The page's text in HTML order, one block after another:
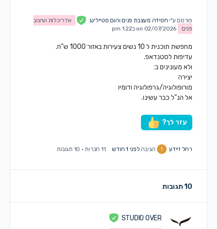
פורסם ע"י חסידה מעצבת פנים והום סטיילינג
אדריכלות ועיצוב
פנים
on 02/07/2026 ב1:22 pm
מחפשת תוכנית ל 10 נשים צעירות באזור 1000 ש"ח.
עדיפות לסטנדאפ.
ולא מעונינים ב:
יצירה
מורופולוגיה/גרפולוגיה ודומיו
אל הנ"ל כבר עשינו.
עזר לך?
רחל זיידע הגיבה לפני 1 חודש 11 חברות · 10 תגובות
10 תגובות
STUDIO OVER